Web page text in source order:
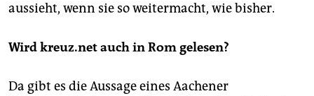
aussieht, wenn sie so weitermacht, wie bisher.
Wird kreuz.net auch in Rom gelesen?
Da gibt es die Aussage eines Aachener